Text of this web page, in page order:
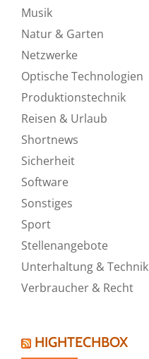
Musik
Natur & Garten
Netzwerke
Optische Technologien
Produktionstechnik
Reisen & Urlaub
Shortnews
Sicherheit
Software
Sonstiges
Sport
Stellenangebote
Unterhaltung & Technik
Verbraucher & Recht
HIGHTECHBOX